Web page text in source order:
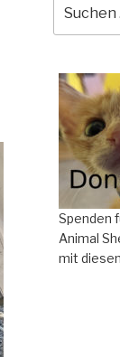
nach:
Spenden
Animal
mit